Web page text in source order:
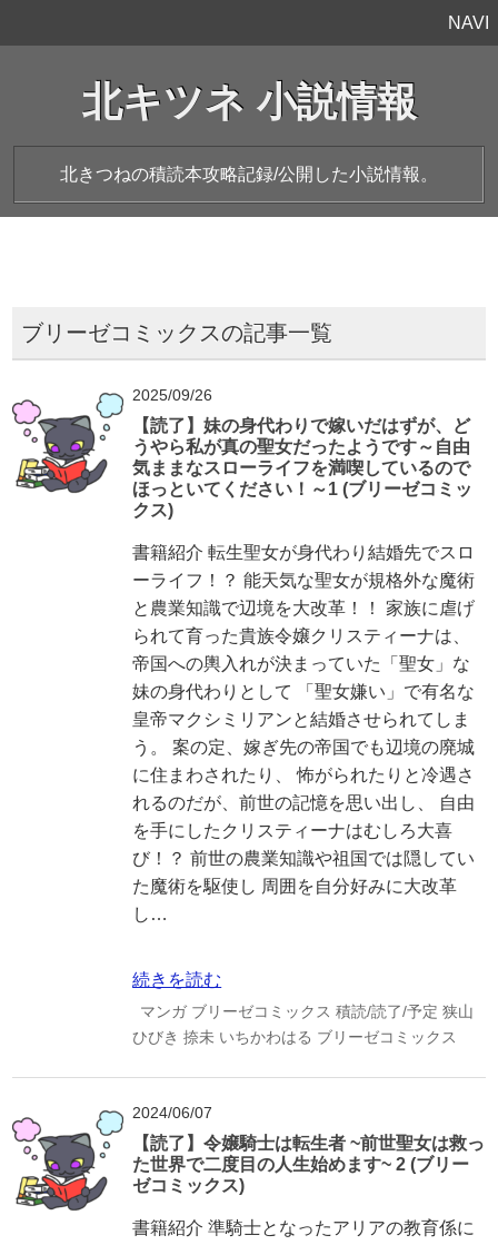
NAVI
北キツネ 小説情報
北きつねの積読本攻略記録/公開した小説情報。
ブリーゼコミックスの記事一覧
2025/09/26
【読了】妹の身代わりで嫁いだはずが、ど
うやら私が真の聖女だったようです～自由
気ままなスローライフを満喫しているので
ほっといてください！～1 (ブリーゼコミッ
クス)
書籍紹介 転生聖女が身代わり結婚先でスロ
ーライフ！？ 能天気な聖女が規格外な魔術
と農業知識で辺境を大改革！！ 家族に虐げ
られて育った貴族令嬢クリスティーナは、
帝国への輿入れが決まっていた「聖女」な
妹の身代わりとして 「聖女嫌い」で有名な
皇帝マクシミリアンと結婚させられてしま
う。 案の定、嫁ぎ先の帝国でも辺境の廃城
に住まわされたり、 怖がられたりと冷遇さ
れるのだが、前世の記憶を思い出し、 自由
を手にしたクリスティーナはむしろ大喜
び！？ 前世の農業知識や祖国では隠してい
た魔術を駆使し 周囲を自分好みに大改革
し…
続きを読む
マンガ ブリーゼコミックス 積読/読了/予定 狭山
ひびき 捺未 いちかわはる ブリーゼコミックス
2024/06/07
【読了】令嬢騎士は転生者 ~前世聖女は救っ
た世界で二度目の人生始めます~ 2 (ブリー
ゼコミックス)
書籍紹介 準騎士となったアリアの教育係に